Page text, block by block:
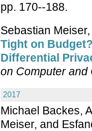
pp. 170--188.
Sebastian
Tight on
Differential
on Computer and
2017
Michael Backes,
Meiser, and